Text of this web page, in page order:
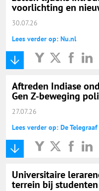
voorlichting en
30.07.26
Lees verder op: Nu.nl
Aftreden Indiase
Gen Z-beweging
27.07.26
Lees verder op: De Telegraaf
Universitaire
terrein bij